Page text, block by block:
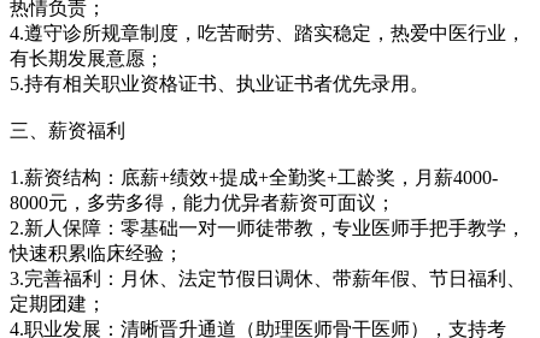
热情负责；
4.遵守诊所规章制度，吃苦耐劳、踏实稳定，热爱中医行业，
有长期发展意愿；
5.持有相关职业资格证书、执业证书者优先录用。
三、薪资福利
1.薪资结构：底薪+绩效+提成+全勤奖+工龄奖，月薪4000-
8000元，多劳多得，能力优异者薪资可面议；
2.新人保障：零基础一对一师徒带教，专业医师手把手教学，
快速积累临床经验；
3.完善福利：月休、法定节假日调休、带薪年假、节日福利、
定期团建；
4.职业发展：清晰晋升通道（助理医师骨干医师），支持考